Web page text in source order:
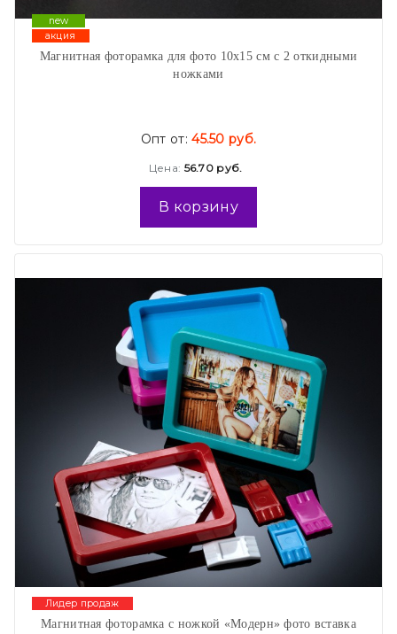
new
акция
Магнитная фоторамка для фото 10х15 см с 2 откидными
ножками
Опт от:45.50 руб.
Цена: 56.70 руб.
В корзину
Лидер продаж
Магнитная фоторамка с ножкой «Модерн» фото вставка